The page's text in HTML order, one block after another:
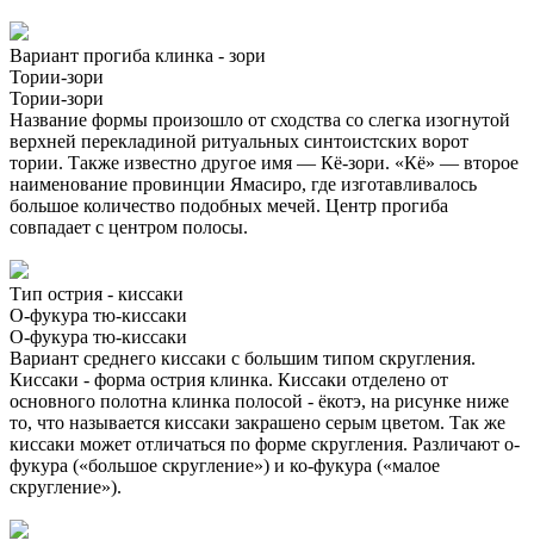
Вариант прогиба клинка - зори
Тории-зори
Тории-зори
Название формы произошло от сходства со слегка изогнутой
верхней перекладиной ритуальных синтоистских ворот
тории. Также известно другое имя — Кё-зори. «Кё» — второе
наименование провинции Ямасиро, где изготавливалось
большое количество подобных мечей. Центр прогиба
совпадает с центром полосы.
Тип острия - киссаки
О-фукура тю-киссаки
О-фукура тю-киссаки
Вариант среднего киссаки с большим типом скругления.
Киссаки - форма острия клинка. Киссаки отделено от
основного полотна клинка полосой - ёкотэ, на рисунке ниже
то, что называется киссаки закрашено серым цветом. Так же
киссаки может отличаться по форме скругления. Различают о-
фукура («большое скругление») и ко-фукура («малое
скругление»).